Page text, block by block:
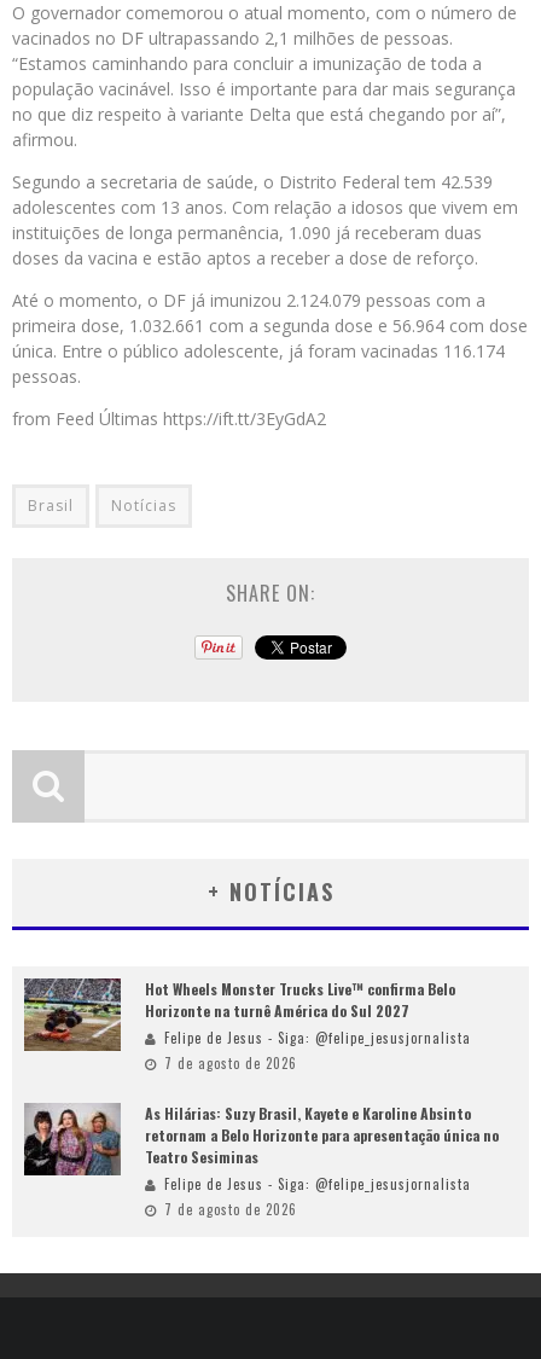
O governador comemorou o atual momento, com o número de
vacinados no DF ultrapassando 2,1 milhões de pessoas.
“Estamos caminhando para concluir a imunização de toda a
população vacinável. Isso é importante para dar mais segurança
no que diz respeito à variante Delta que está chegando por aí”,
afirmou.
Segundo a secretaria de saúde, o Distrito Federal tem 42.539
adolescentes com 13 anos. Com relação a idosos que vivem em
instituições de longa permanência, 1.090 já receberam duas
doses da vacina e estão aptos a receber a dose de reforço.
Até o momento, o DF já imunizou 2.124.079 pessoas com a
primeira dose, 1.032.661 com a segunda dose e 56.964 com dose
única. Entre o público adolescente, já foram vacinadas 116.174
pessoas.
from Feed Últimas https://ift.tt/3EyGdA2
Brasil Notícias
SHARE ON:
+ NOTÍCIAS
Hot Wheels Monster Trucks Live™ confirma Belo
Horizonte na turnê América do Sul 2027
Felipe de Jesus - Siga: @felipe_jesusjornalista
7 de agosto de 2026
As Hilárias: Suzy Brasil, Kayete e Karoline Absinto
retornam a Belo Horizonte para apresentação única no
Teatro Sesiminas
Felipe de Jesus - Siga: @felipe_jesusjornalista
7 de agosto de 2026